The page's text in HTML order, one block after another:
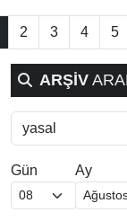
2 3 4 5
ARŞİV
Gün Ay